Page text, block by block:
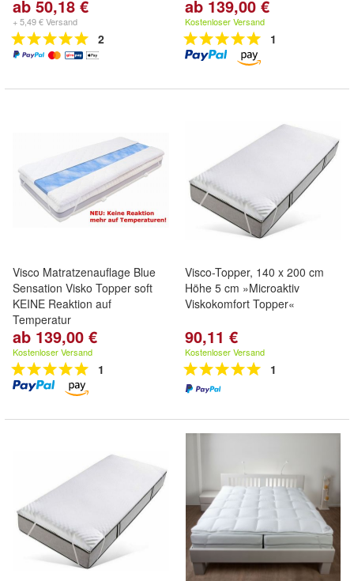
ab 50,18 €
+ 5,49 € Versand
2
ab 139,00 €
Kostenloser Versand
1
Visco Matratzenauflage Blue
Sensation Visko Topper soft
KEINE Reaktion auf
Temperatur
ab 139,00 €
Kostenloser Versand
1
Visco-Topper, 140 x 200 cm
Höhe 5 cm »Microaktiv
Viskokomfort Topper«
90,11 €
Kostenloser Versand
1